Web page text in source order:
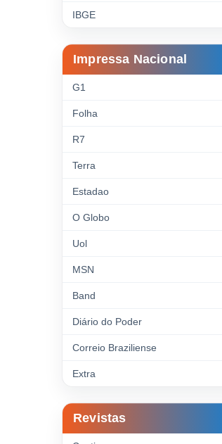
IBGE
Impressa Nacional
G1
Folha
R7
Terra
Estadao
O Globo
Uol
MSN
Band
Diário do Poder
Correio Braziliense
Extra
Revistas